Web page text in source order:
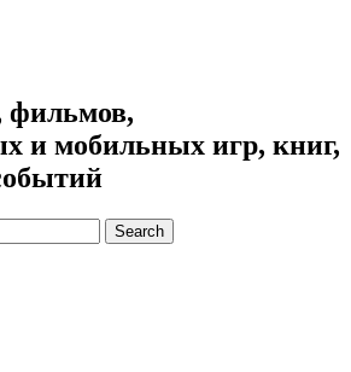
фильмов,
и мобильных игр, книг,